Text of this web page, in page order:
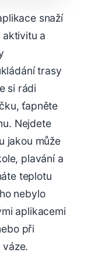
snaží
aktivitu a
trasy
si rádi
ťapněte
Nejdete
jakou může
plavání a
teplotu
nebylo
aplikacemi
při